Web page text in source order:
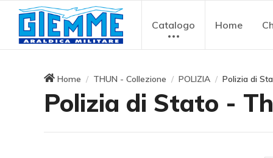
Catalogo Home
Home THUN - Collezione POLIZIA Polizia di
Polizia di Stato -